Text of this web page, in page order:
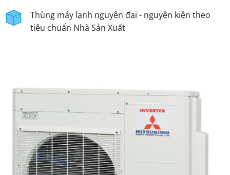
Thùng máy lạnh nguyên đai - nguyên kiện theo
tiêu chuẩn Nhà Sản Xuất